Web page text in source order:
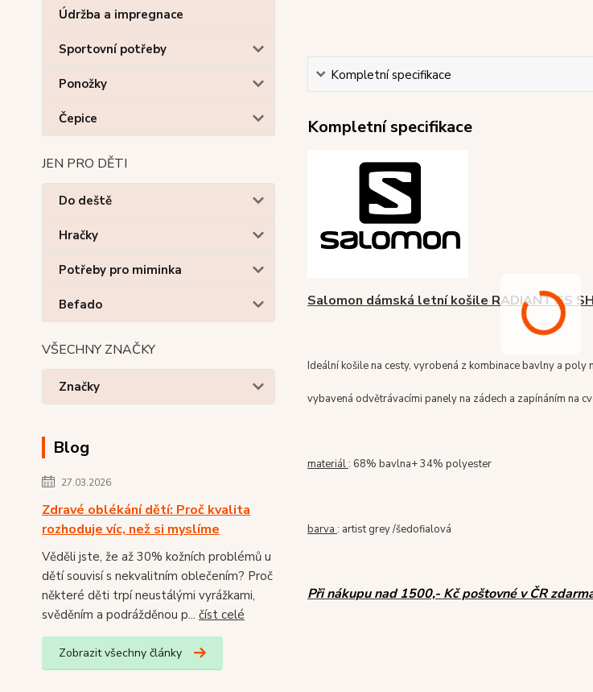
Údržba a impregnace
Sportovní potřeby
Ponožky
Čepice
JEN PRO DĚTI
Do deště
Hračky
Potřeby pro miminka
Befado
VŠECHNY ZNAČKY
Značky
Blog
27.03.2026
Zdravé oblékání dětí: Proč kvalita
rozhoduje víc, než si myslíme
Věděli jste, že až 30% kožních problémů u
dětí souvisí s nekvalitním oblečením? Proč
některé děti trpí neustálými vyrážkami,
svěděním a podrážděnou p... číst celé
Zobrazit všechny články
Kompletní specifikace
Kompletní specifikace
Salomon dámská letní košile RADIANT SS
Ideální košile na cesty, vyrobená z kombinace bavlny a poly
vybavená odvětrávacími panely na zádech a zapínáním na
materiál: 68% bavlna+ 34% polyester
barva : artist grey /šedofialová
Při nákupu nad 1500,- Kč poštovné v ČR